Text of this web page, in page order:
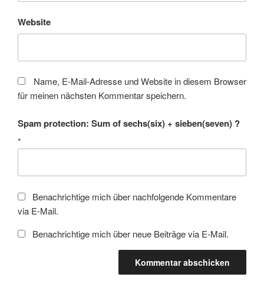
Website
Name, E-Mail-Adresse und Website in diesem Browser
für meinen nächsten Kommentar speichern.
Spam protection: Sum of sechs(six) + sieben(seven) ?
*
Benachrichtige mich über nachfolgende Kommentare
via E-Mail.
Benachrichtige mich über neue Beiträge via E-Mail.